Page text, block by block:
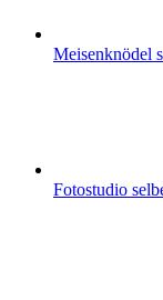
Meisenknödel
Fotostudio